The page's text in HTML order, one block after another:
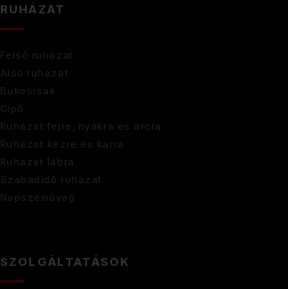
RUHÁZAT
Felső ruházat
Alsó ruházat
Bukósisak
Cipő
Ruházat fejre, nyakra és arcra
Ruházat kézre és karra
Ruházat lábra
Szabadidő ruházat
Napszemüveg
SZOLGÁLTATÁSOK